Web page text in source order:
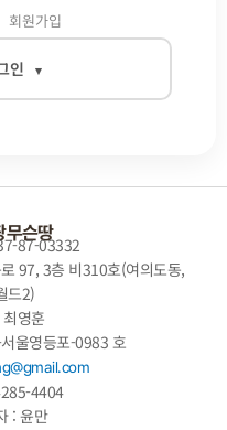
회원가입
인 ▾
무슨땅
87-03332
97, 3층 비310호(여의도동,
드2)
영훈
울영등포-0983 호
4404
: 윤만